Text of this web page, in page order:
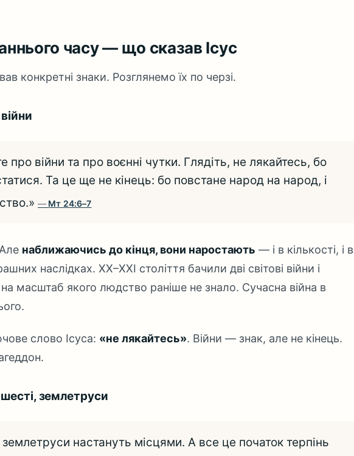
часу — що сказав Ісус
конкретні знаки. Розглянемо їх по черзі.
про війни та про воєнні чутки. Глядіть, не лякайтесь, бо
Та це ще не кінець: бо повстане народ на народ, і
Мт 24:6–7
наближаючись до кінця, вони наростають — і в кількості, і в
наслідках. ХХ–ХХІ століття бачили дві світові війни і
масштаб якого людство раніше не знало. Сучасна війна в
слово Ісуса: «не лякайтесь». Війни — знак, але не кінець.
землетруси
землетруси настануть місцями. А все це початок терпінь